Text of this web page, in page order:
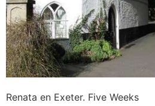
Renata en Exeter. Five Weeks